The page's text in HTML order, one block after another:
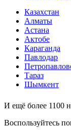
Казахстан
Алматы
Астана
Актобе
Караганда
Павлодар
Тараз
Шымкент
И ещё более 1100
Воспользуйтесь